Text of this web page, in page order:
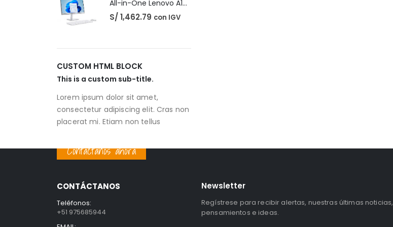
All-in-One Lenovo A100
S/1,462.79 con IGV
CUSTOM HTML BLOCK
This is a custom sub-title.
Lorem ipsum dolor sit amet,
consectetur adipiscing elit. Cras non
placerat mi. Etiam non tellus
Contáctanos ahora
CONTÁCTANOS
Teléfonos:
+51 975685944
Newsletter
Regístrese para recibir alertas, nuestras últimas noticias,
pensamientos e ideas.